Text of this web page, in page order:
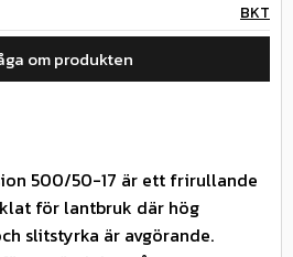
BKT
om produkten
500/50-17 är ett frirullande
för lantbruk där hög
slitstyrka är avgörande.